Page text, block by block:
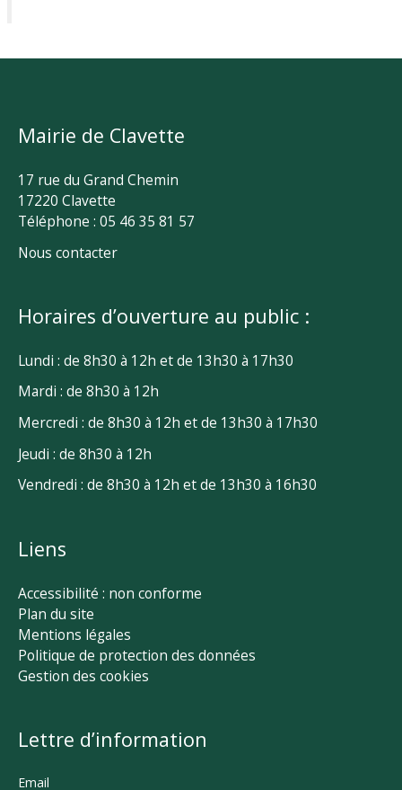
Mairie de Clavette
17 rue du Grand Chemin
17220 Clavette
Téléphone : 05 46 35 81 57
Nous contacter
Horaires d’ouverture au public :
Lundi : de 8h30 à 12h et de 13h30 à 17h30
Mardi : de 8h30 à 12h
Mercredi : de 8h30 à 12h et de 13h30 à 17h30
Jeudi : de 8h30 à 12h
Vendredi : de 8h30 à 12h et de 13h30 à 16h30
Liens
Accessibilité : non conforme
Plan du site
Mentions légales
Politique de protection des données
Gestion des cookies
Lettre d’information
Email